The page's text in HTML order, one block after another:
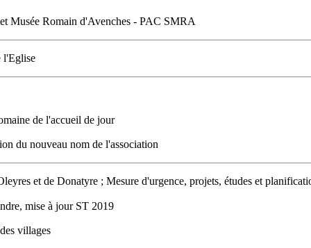
Musée Romain d'Avenches - PAC SMRA
l'Eglise
de l'accueil de jour
du nouveau nom de l'association
et de Donatyre ; Mesure d'urgence, projets, études et
mise à jour ST 2019
villages